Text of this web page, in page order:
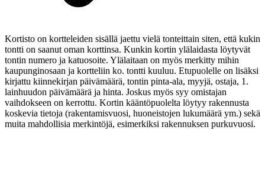
Kortisto on kortteleiden sisällä jaettu vielä tonteittain siten, että kukin
tontti on saanut oman korttinsa. Kunkin kortin ylälaidasta löytyvät
tontin numero ja katuosoite. Ylälaitaan on myös merkitty mihin
kaupunginosaan ja kortteliin ko. tontti kuuluu. Etupuolelle on lisäksi
kirjattu kiinnekirjan päivämäärä, tontin pinta-ala, myyjä, ostaja, 1.
lainhuudon päivämäärä ja hinta. Joskus myös syy omistajan
vaihdokseen on kerrottu. Kortin kääntöpuolelta löytyy rakennusta
koskevia tietoja (rakentamisvuosi, huoneistojen lukumäärä ym.) sekä
muita mahdollisia merkintöjä, esimerkiksi rakennuksen purkuvuosi.